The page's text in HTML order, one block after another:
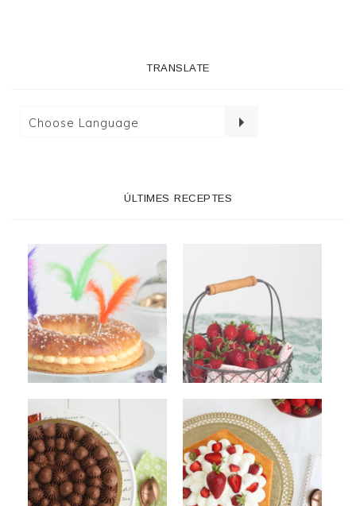
TRANSLATE
ÚLTIMES RECEPTES